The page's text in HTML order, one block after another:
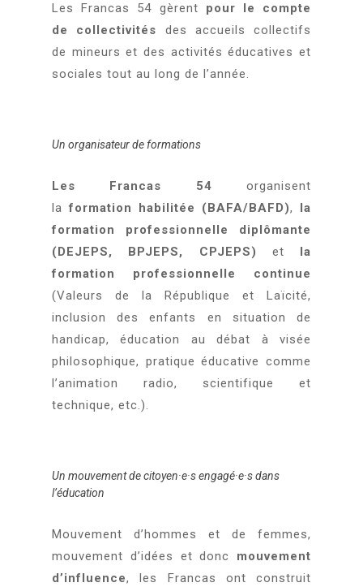
Les Francas 54 gèrent pour le compte
de collectivités des accueils collectifs
de mineurs et des activités éducatives et
sociales tout au long de l’année.
Un organisateur de formations
Les Francas 54 organisent
laformation habilitée (BAFA/BAFD), la
formation professionnelle diplômante
(DEJEPS, BPJEPS, CPJEPS) et la
formation professionnelle continue
(Valeurs de la République et Laïcité,
inclusion des enfants en situation de
handicap, éducation au débat à visée
philosophique, pratique éducative comme
l’animation radio, scientifique et
technique, etc.).
Un mouvement de citoyen·e·s engagé·e·s dans
l’éducation
Mouvement d’hommes et de femmes,
mouvement d’idées et donc mouvement
d’influence, les Francas ont construit